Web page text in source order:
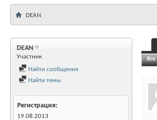
DEAN
DEAN
Участник
Найти сообщения
Найти темы
Регистрация
19.08.2013
Все